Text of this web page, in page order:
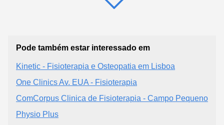
Pode também estar interessado em
Kinetic - Fisioterapia e Osteopatia em Lisboa
One Clinics Av. EUA - Fisioterapia
ComCorpus Clinica de Fisioterapia - Campo Pequeno
Physio Plus